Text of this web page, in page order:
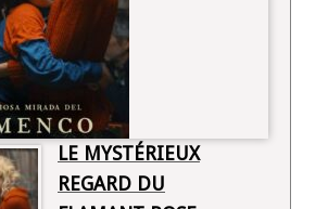
LE MYSTÉRIEUX
REGARD DU